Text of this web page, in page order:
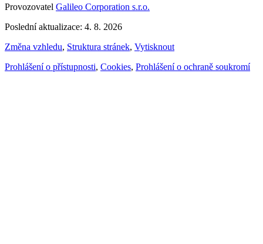
Provozovatel Galileo Corporation s.r.o.
Poslední aktualizace: 4. 8. 2026
Změna vzhledu, Struktura stránek, Vytisknout
Prohlášení o přístupnosti, Cookies, Prohlášení o ochraně soukromí